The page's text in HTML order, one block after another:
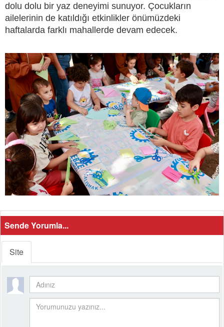
dolu dolu bir yaz deneyimi sunuyor. Çocukların
ailelerinin de katıldığı etkinlikler önümüzdeki
haftalarda farklı mahallerde devam edecek.
Sende Yorumla...
Site